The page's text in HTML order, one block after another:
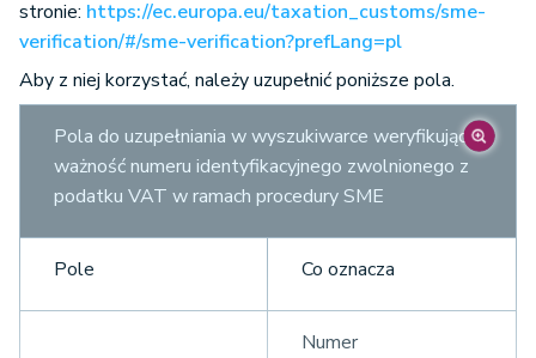
stronie: https://ec.europa.eu/taxation_customs/sme-
verification/#/sme-verification?prefLang=pl
Aby z niej korzystać, należy uzupełnić poniższe pola.
Pola do uzupełniania w wyszukiwarce weryfikującej
ważność numeru identyfikacyjnego zwolnionego z
podatku VAT w ramach procedury SME
Pole Co oznacza
Numer